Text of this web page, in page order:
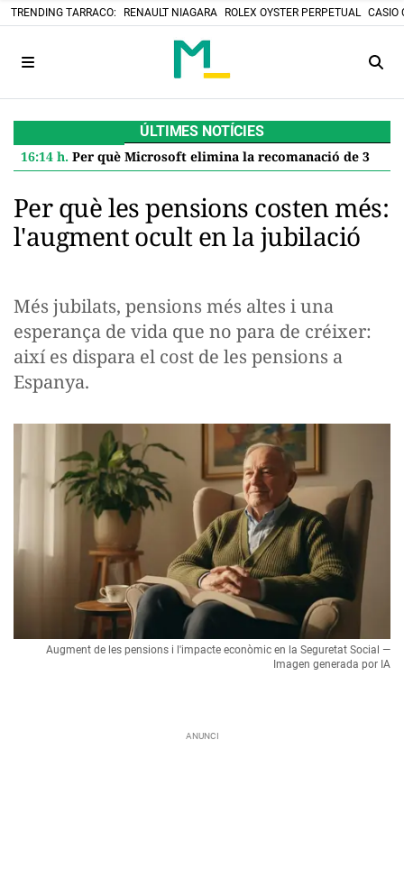
TRENDING TARRACO: RENAULT NIAGARA ROLEX OYSTER PERPETUAL CASIO
ÚLTIMES NOTÍCIES
16:14 h. Per què Microsoft elimina la recomanació de 32 GB de RAM per a Windows 11 i què significa per a tu
Per què les pensions costen més:
l'augment ocult en la jubilació
Més jubilats, pensions més altes i una
esperança de vida que no para de créixer:
així es dispara el cost de les pensions a
Espanya.
Augment de les pensions i l'impacte econòmic en la Seguretat Social —
Imagen generada por IA